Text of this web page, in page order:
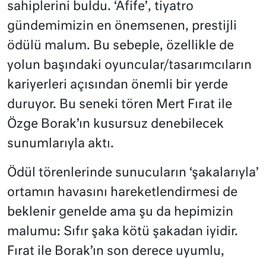
sahiplerini buldu. ‘Afife’, tiyatro
gündemimizin en önemsenen, prestijli
ödülü malum. Bu sebeple, özellikle de
yolun başındaki oyuncular/tasarımcıların
kariyerleri açısından önemli bir yerde
duruyor. Bu seneki tören Mert Fırat ile
Özge Borak’ın kusursuz denebilecek
sunumlarıyla aktı.
Ödül törenlerinde sunucuların ‘şakalarıyla’
ortamın havasını hareketlendirmesi de
beklenir genelde ama şu da hepimizin
malumu: Sıfır şaka kötü şakadan iyidir.
Fırat ile Borak’ın son derece uyumlu,